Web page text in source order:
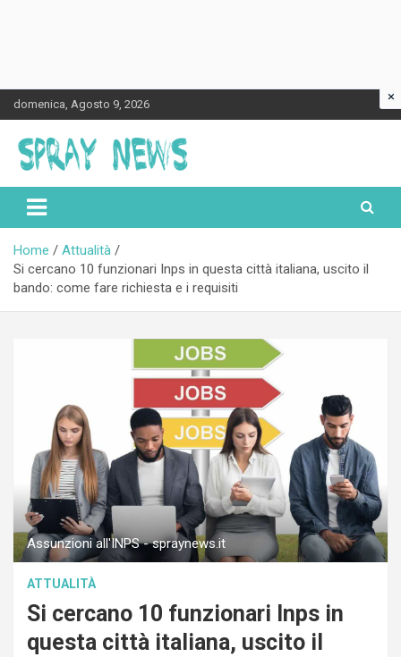
Skip
to
content
domenica, Agosto 9, 2026
Spraynews.it
Home
Attualità
Si cercano 10 funzionari Inps in questa città italiana, uscito il
bando: come fare richiesta e i requisiti
Assunzioni all'INPS - spraynews.it
ATTUALITÀ
Si cercano 10 funzionari Inps in
questa città italiana, uscito il
×